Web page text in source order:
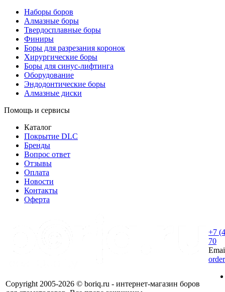
Наборы боров
Алмазные боры
Твердосплавные боры
Финиры
Боры для разрезания коронок
Хирургические боры
Боры для синус-лифтинга
Оборудование
Эндодонтические боры
Алмазные диски
Помощь и сервисы
Каталог
Покрытие DLC
Бренды
Вопрос ответ
Отзывы
Оплата
Новости
Контакты
Оферта
Copyright 2005-2026 © boriq.ru - интернет-магазин боров
+7
70